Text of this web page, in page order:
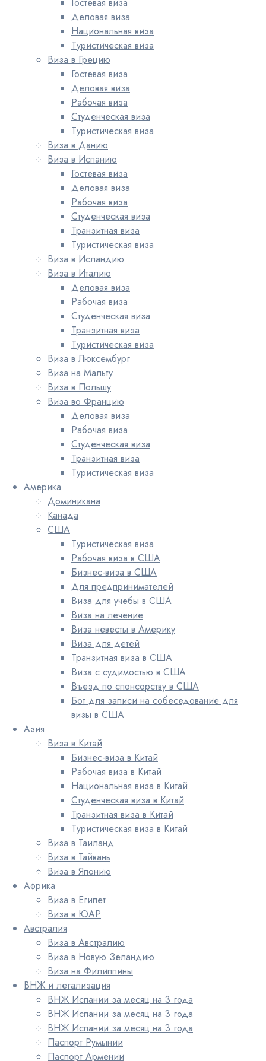
Деловая виза
Национальная виза
Туристическая виза
Виза в Грецию
Гостевая виза
Деловая виза
Рабочая виза
Студенческая виза
Туристическая виза
Виза в Данию
Виза в Испанию
Гостевая виза
Деловая виза
Рабочая виза
Студенческая виза
Транзитная виза
Туристическая виза
Виза в Исландию
Виза в Италию
Деловая виза
Рабочая виза
Студенческая виза
Транзитная виза
Туристическая виза
Виза в Люксембург
Виза на Мальту
Виза в Польшу
Виза во Францию
Деловая виза
Рабочая виза
Студенческая виза
Транзитная виза
Туристическая виза
Америка
Доминикана
Канада
США
Туристическая виза
Рабочая виза в США
Бизнес-виза в США
Для предпринимателей
Виза для учебы в США
Виза на лечение
Виза невесты в Америку
Виза для детей
Транзитная виза в США
Виза с судимостью в США
Въезд по спонсорству в США
Бот для записи на собеседование для
визы в США
Азия
Виза в Китай
Бизнес-виза в Китай
Рабочая виза в Китай
Национальная виза в Китай
Студенческая виза в Китай
Транзитная виза в Китай
Туристическая виза в Китай
Виза в Таиланд
Виза в Тайвань
Виза в Японию
Африка
Виза в Египет
Виза в ЮАР
Австралия
Виза в Австралию
Виза в Новую Зеландию
Виза на Филиппины
ВНЖ и легализация
ВНЖ Испании за месяц на 3 года
ВНЖ Испании за месяц на 3 года
ВНЖ Испании за месяц на 3 года
Паспорт Румынии
Паспорт Армении